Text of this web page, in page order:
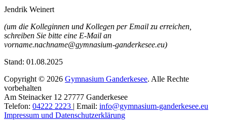
Jendrik Weinert
(um die Kolleginnen und Kollegen per Email zu erreichen,
schreiben Sie bitte eine E-Mail an
vorname.nachname@gymnasium-ganderkesee.eu)
Stand: 01.08.2025
Copyright © 2026 Gymnasium Ganderkesee. Alle Rechte
vorbehalten
Am Steinacker 12 27777 Ganderkesee
Telefon: 04222 2223 | Email: info@gymnasium-ganderkesee.eu
Impressum und Datenschutzerklärung